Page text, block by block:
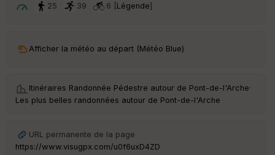
25 39 6 [ Légende]
Afficher la météo au départ (Météo Blue)
Itinéraires Randonnée Pédestre autour de Pont-de-l'Arche·
Les plus belles randonnées autour de Pont-de-l'Arche
URL permanente de la page
https://www.visugpx.com/u0f6uxD4ZD